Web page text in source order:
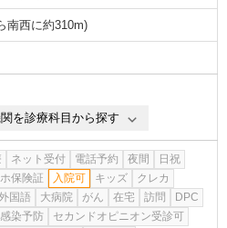
南西に約310m)
を診療科目から探す
ネット受付 電話予約 夜間
日祝
保険証 入院可 キッズ
クレカ
国語 大病院 がん 在宅 訪問
DPC
感染予防
セカンドオピニオン受診可